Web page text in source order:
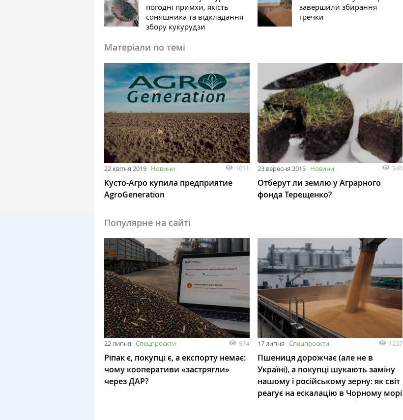
погодні примхи, якість
соняшника та відкладання
збору кукурудзи
завершили збирання
гречки
Матеріали по темі
22 квітня 2019 Новини 1011
Кусто-Агро купила предприятие
AgroGeneration
23 вересня 2015 Новини 346
Отберут ли землю у Аграрного
фонда Терещенко?
Популярне на сайті
22 липня Спецпроєкти 974
Ріпак є, покупці є, а експорту немає:
чому кооперативи «застрягли»
через ДАР?
17 липня Спецпроєкти 1237
Пшениця дорожчає (але не в
Україні), а покупці шукають заміну
нашому і російському зерну: як світ
реагує на ескалацію в Чорному морі